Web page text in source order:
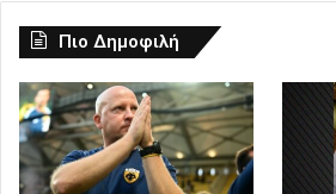
Πιο Δημοφιλή